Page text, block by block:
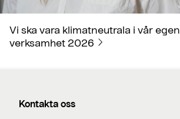
Vi ska vara klimatneutrala i vår egen
verksamhet 2026
Kontakta oss